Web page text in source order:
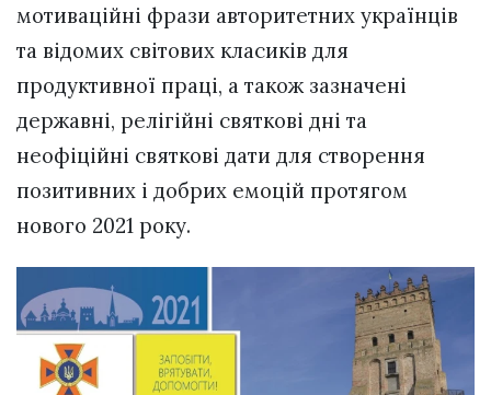
мотиваційні фрази авторитетних українців
та відомих світових класиків для
продуктивної праці, а також зазначені
державні, релігійні святкові дні та
неофіційні святкові дати для створення
позитивних і добрих емоцій протягом
нового 2021 року.